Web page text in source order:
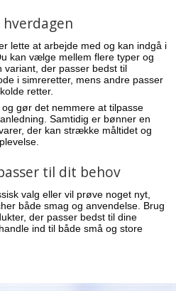
lette at arbejde med og kan indgå i
kan vælge mellem flere typer og
variant, der passer bedst til
i simreretter, mens andre passer
retter.
gør det nemmere at tilpasse
Samtidig er bønner en
der kan strække måltidet og
til dit behov
valg eller vil prøve noget nyt,
både smag og anvendelse. Brug
der passer bedst til dine
ind til både små og store